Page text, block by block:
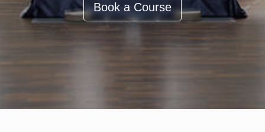
Book a Course